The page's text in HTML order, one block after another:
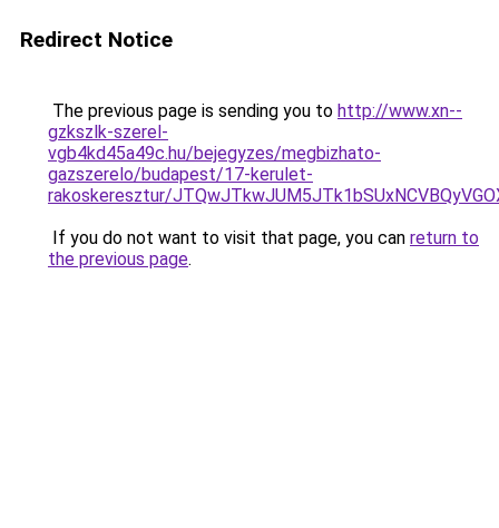
Redirect Notice
The previous page is sending you to http://www.xn--
gzkszlk-szerel-
vgb4kd45a49c.hu/bejegyzes/megbizhato-
gazszerelo/budapest/17-kerulet-
rakoskeresztur/
If you do not want to visit that page, you can return to
the previous page.